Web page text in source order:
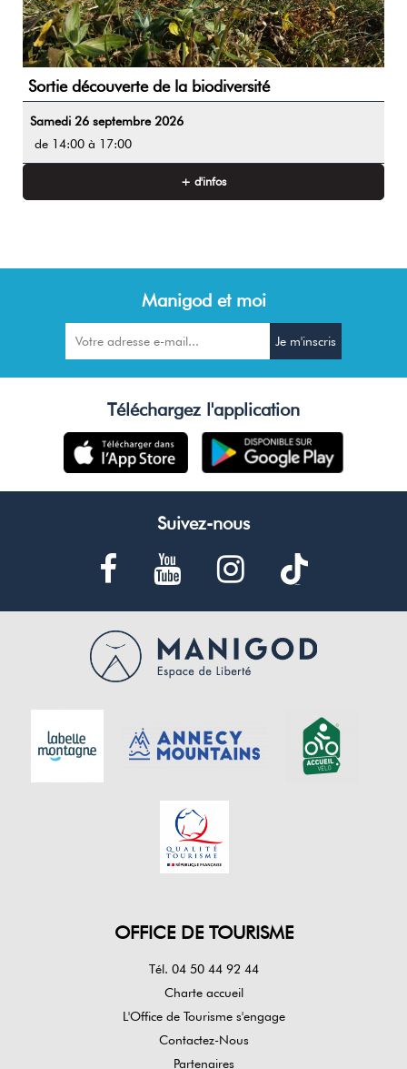
Sortie découverte de la biodiversité
Samedi 26 septembre 2026
de 14:00 à 17:00
+ d'infos
Manigod et moi
Suivez-nous
Téléchargez l'application
OFFICE DE TOURISME
Tél. 04 50 44 92 44
Charte accueil
L'Office de Tourisme s'engage
Contactez-Nous
Partenaires